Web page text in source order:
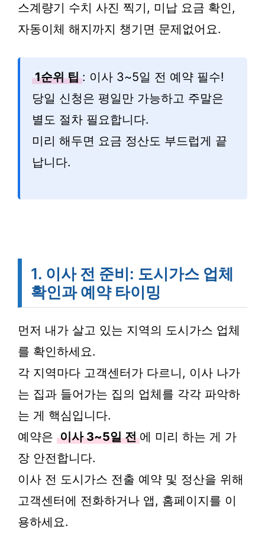
스계량기 수치 사진 찍기, 미납 요금 확인,
자동이체 해지까지 챙기면 문제없어요.
1순위 팁 : 이사 3~5일 전 예약 필수!
당일 신청은 평일만 가능하고 주말은
별도 절차 필요합니다.
미리 해두면 요금 정산도 부드럽게 끝
납니다.
1. 이사 전 준비: 도시가스 업체
확인과 예약 타이밍
먼저 내가 살고 있는 지역의 도시가스 업체
를 확인하세요.
각 지역마다 고객센터가 다르니, 이사 나가
는 집과 들어가는 집의 업체를 각각 파악하
는 게 핵심입니다.
예약은 이사 3~5일 전 에 미리 하는 게 가
장 안전합니다.
이사 전 도시가스 전출 예약 및 정산을 위해
고객센터에 전화하거나 앱, 홈페이지를 이
용하세요.